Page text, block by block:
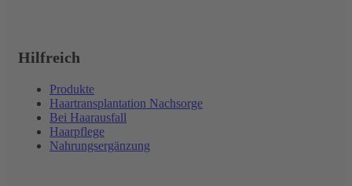
Hilfreich
Produkte
Haartransplantation Nachsorge
Bei Haarausfall
Haarpflege
Nahrungsergänzung